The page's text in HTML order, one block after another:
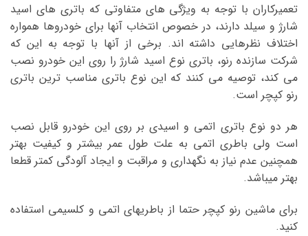
تعمیرکاران با توجه به ویژگی های متفاوتی که باتری های اسید
شارژ و سیلد دارند، در خصوص انتخاب آنها برای خودروها همواره
اختلاف نظرهایی داشته اند. برخی از آنها با توجه به این که
شرکت سازنده رنو، باتری نوع اسید شارژ را روی این خودرو نصب
می کند، توصیه می کنند که این نوع باتری مناسب ترین باتری
رنو کپچر است.
هر دو نوع باتری اتمی و اسیدی بر روی این خودرو قابل نصب
است ولی باطری اتمی به علت طول عمر بیشتر و کیفیت بهتر
همچنین عدم نیاز به نگهداری و مراقبت و ایجاد آلودگی کمتر قطعا
بهتر میباشد.
برای ماشین رنو کپچر حتما از باطریهای اتمی و کلسیمی استفاده
کنید.